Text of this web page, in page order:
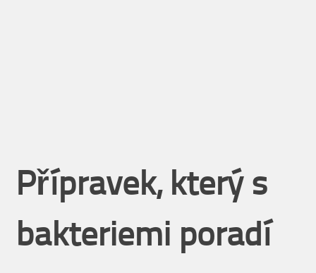
Přípravek, který s
bakteriemi poradí